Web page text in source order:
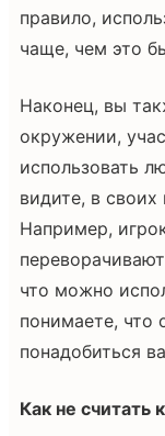
правило,
чаще, чем это
Наконец, вы
окружении,
использовать
видите, в своих
Например,
что можно
понимаете, что
понадобиться
Как не считать